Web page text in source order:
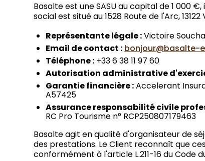
Basalte est une SASU au capital de 1 000
social est situé au 1528 Route de l'Arc,
Représentante légale :Victoire
Email de contact : bonjour@basalte-
Téléphone : +33 6 38 11 97 60
Autorisation administrative
Garantie financière :Accelerant
A57425
Assurance responsabilité civile
RC Pro Tourisme n° RCP250807179463
Basalte agit en qualité d'organisateur de
des prestations. Le Client reconnaît que
conformément à l'article L.211-16 du Code